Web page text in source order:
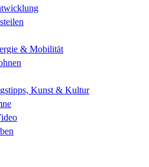
& Mobilität
Kunst & Kultur